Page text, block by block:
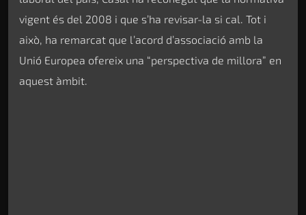
vigent és del 2008 i que s’ha revisar-la si cal. Tot i
això, ha remarcat que l’acord d’associació amb la
Unió Europea ofereix una “perspectiva de millora” en
aquest àmbit.